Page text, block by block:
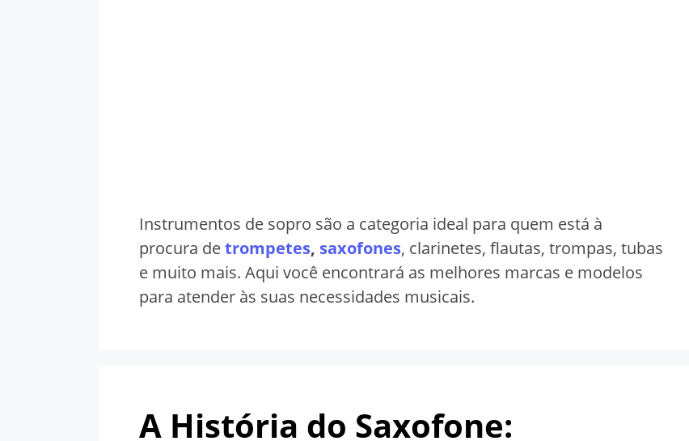
Instrumentos de sopro são a categoria ideal para quem está à
procura detrompetes, saxofones, clarinetes, flautas, trompas, tubas
e muito mais. Aqui você encontrará as melhores marcas e modelos
para atender às suas necessidades musicais.
A História do Saxofone: